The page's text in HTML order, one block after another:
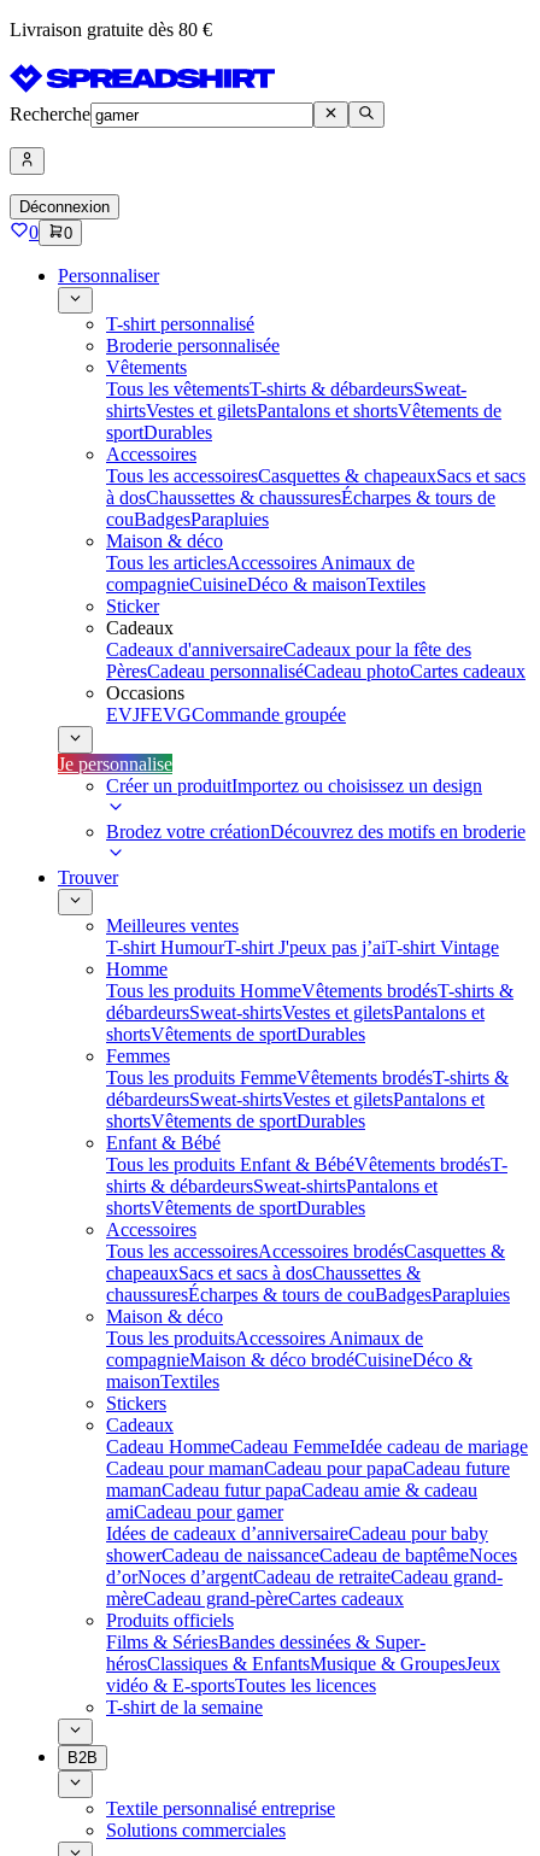
Livraison gratuite dès 80 €
Recherche
Déconnexion
0 0
Personnaliser
T-shirt personnalisé
Broderie personnalisée
Vêtements
Tous les vêtementsT-shirts & débardeursSweat-
shirtsVestes et giletsPantalons et shortsVêtements de
sportDurables
Accessoires
Tous les accessoiresCasquettes & chapeauxSacs et sacs
à dosChaussettes & chaussuresÉcharpes & tours de
couBadgesParapluies
Maison & déco
Tous les articlesAccessoires Animaux de
compagnieCuisineDéco & maisonTextiles
Sticker
Cadeaux
Cadeaux d'anniversaireCadeaux pour la fête des
PèresCadeau personnaliséCadeau photoCartes cadeaux
Occasions
EVJFEVGCommande groupée
Je personnalise
Créer un produitImportez ou choisissez un design
Brodez votre créationDécouvrez des motifs en broderie
Trouver
Meilleures ventes
T-shirt HumourT-shirt J'peux pas j’aiT-shirt Vintage
Homme
Tous les produits HommeVêtements brodésT-shirts &
débardeursSweat-shirtsVestes et giletsPantalons et
shortsVêtements de sportDurables
Femmes
Tous les produits FemmeVêtements brodésT-shirts &
débardeursSweat-shirtsVestes et giletsPantalons et
shortsVêtements de sportDurables
Enfant & Bébé
Tous les produits Enfant & BébéVêtements brodésT-
shirts & débardeursSweat-shirtsPantalons et
shortsVêtements de sportDurables
Accessoires
Tous les accessoiresAccessoires brodésCasquettes &
chapeauxSacs et sacs à dosChaussettes &
chaussuresÉcharpes & tours de couBadgesParapluies
Maison & déco
Tous les produitsAccessoires Animaux de
compagnieMaison & déco brodéCuisineDéco &
maisonTextiles
Stickers
Cadeaux
Cadeau HommeCadeau FemmeIdée cadeau de mariage​
Cadeau pour mamanCadeau pour papaCadeau future
mamanCadeau futur papaCadeau amie & cadeau
amiCadeau pour gamer
Idées de cadeaux d’anniversaireCadeau pour baby
showerCadeau de naissanceCadeau de baptêmeNoces
d’orNoces d’argentCadeau de retraiteCadeau grand-
mèreCadeau grand-pèreCartes cadeaux
Produits officiels
Films & SériesBandes dessinées & Super-
hérosClassiques & EnfantsMusique & GroupesJeux
vidéo & E-sportsToutes les licences
T-shirt de la semaine
B2B
Textile personnalisé entreprise
Solutions commerciales